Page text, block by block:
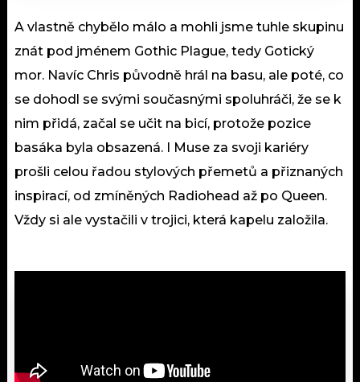
A vlastně chybělo málo a mohli jsme tuhle skupinu
znát pod jménem Gothic Plague, tedy Gotický
mor. Navíc Chris původně hrál na basu, ale poté, co
se dohodl se svými současnými spoluhráči, že se k
nim přidá, začal se učit na bicí, protože pozice
basáka byla obsazená. I Muse za svoji kariéry
prošli celou řadou stylových přemetů a přiznaných
inspirací, od zmíněných Radiohead až po Queen.
Vždy si ale vystačili v trojici, která kapelu založila.